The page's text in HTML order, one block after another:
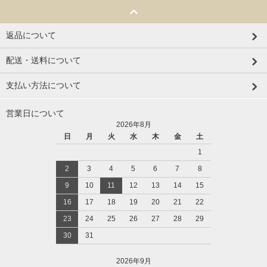
返品について
配送・送料について
支払い方法について
営業日について
2026年8月
日
月 火 水 木 金
土
1
2
3 4 5 6 7
8
9
10 11 12 13 14
15
16
17 18 19 20 21
22
23
24 25 26 27 28
29
30
31
2026年9月